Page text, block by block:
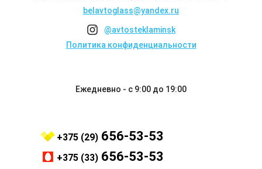
belavtoglass@yandex.ru
@avtosteklaminsk
Политика конфиденциальности
Ежедневно - с 9:00 до 19:00
+375 (29) 656-53-53
+375 (33) 656-53-53